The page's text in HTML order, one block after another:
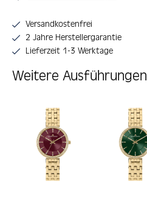
Versandkostenfrei
2 Jahre Herstellergarantie
Lieferzeit 1-3 Werktage
Weitere Ausführungen
Produktgalerie überspringen